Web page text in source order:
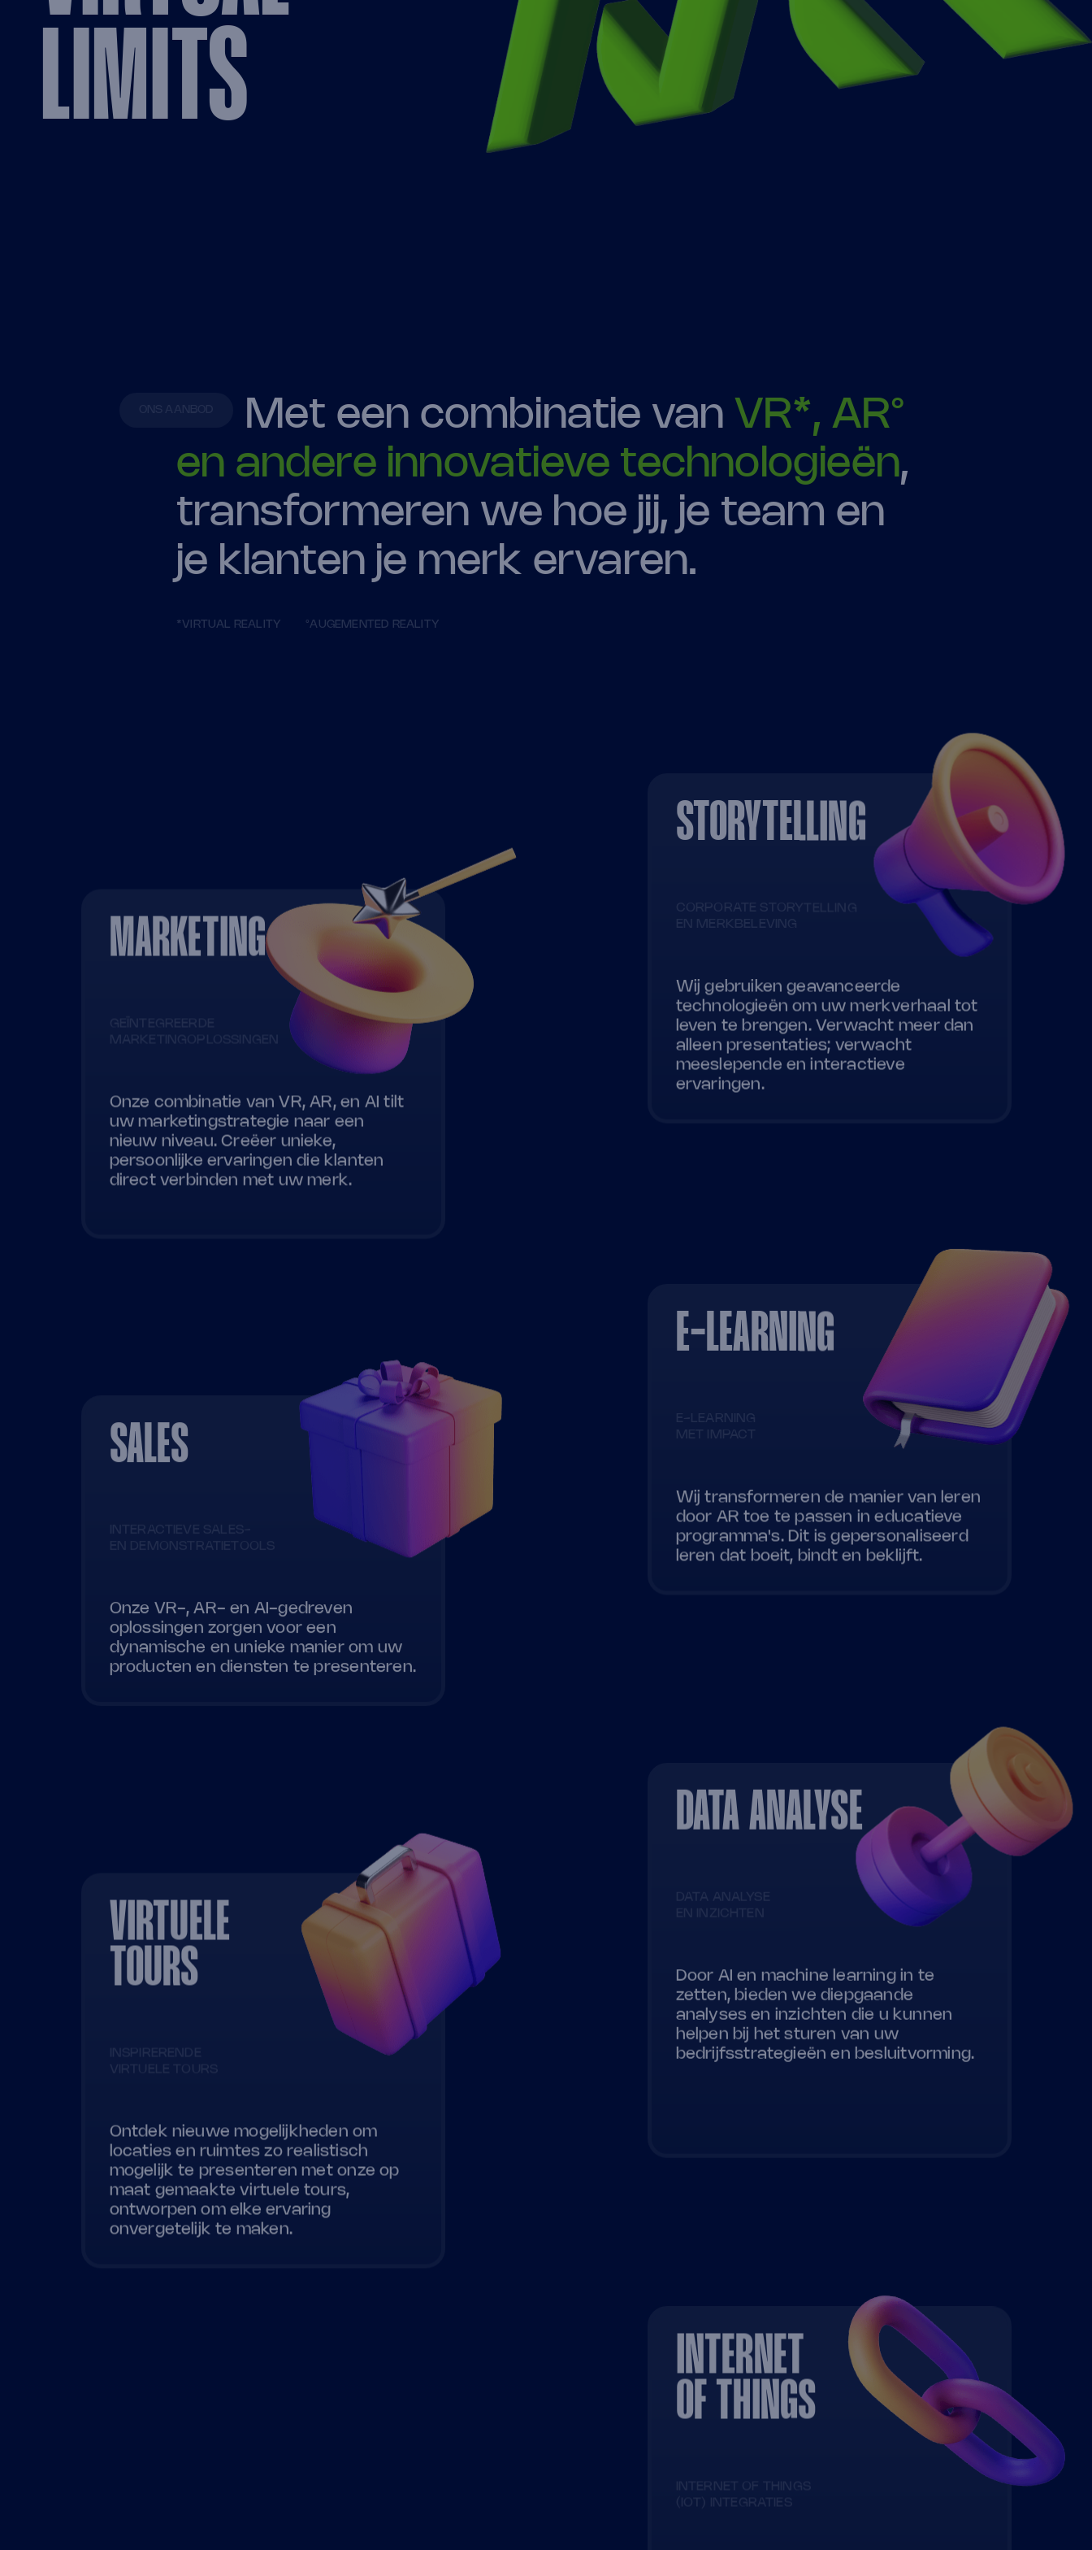
LIMITS
Met een combinatie van VR*, AR°
en andere innovatieve technologieën,
transformeren we hoe jij, je team en
je klanten je merk ervaren.
*VIRTUAL REALITY °AUGEMENTED REALITY
MARKETING
Onze combinatie van VR, AR, en AI tilt
uw marketingstrategie naar een
nieuw niveau. Creëer unieke,
persoonlijke ervaringen die klanten
direct verbinden met uw merk.
STORYTELLING
Wij gebruiken geavanceerde
technologieën om uw merkverhaal tot
leven te brengen. Verwacht meer dan
alleen presentaties; verwacht
meeslepende en interactieve
ervaringen.
SALES
Onze VR-, AR- en AI-gedreven
oplossingen zorgen voor een
dynamische en unieke manier om uw
producten en diensten te presenteren.
E-LEARNING
E-LEARNING
Wij transformeren de manier van leren
door AR toe te passen in educatieve
programma's. Dit is gepersonaliseerd
leren dat boeit, bindt en beklijft.
VIRTUELE
TOURS
Ontdek nieuwe mogelijkheden om
locaties en ruimtes zo realistisch
mogelijk te presenteren met onze op
maat gemaakte virtuele tours,
ontworpen om elke ervaring
onvergetelijk te maken.
DATA ANALYSE
Door AI en machine learning in te
zetten, bieden we diepgaande
analyses en inzichten die u kunnen
helpen bij het sturen van uw
bedrijfsstrategieën en besluitvorming.
INTERNET
OF THINGS
INTERNET OF THINGS